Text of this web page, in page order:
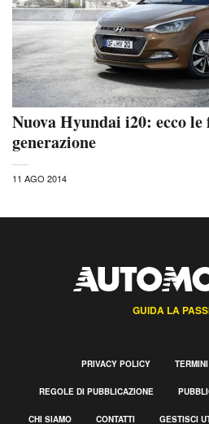
Nuova Hyundai i20: ecco le
generazione
11 AGO 2014
GUIDA LA
PRIVACY POLICY
REGOLE DI PUBBLICAZIONE
CHI SIAMO CONTATTI GESTISCI